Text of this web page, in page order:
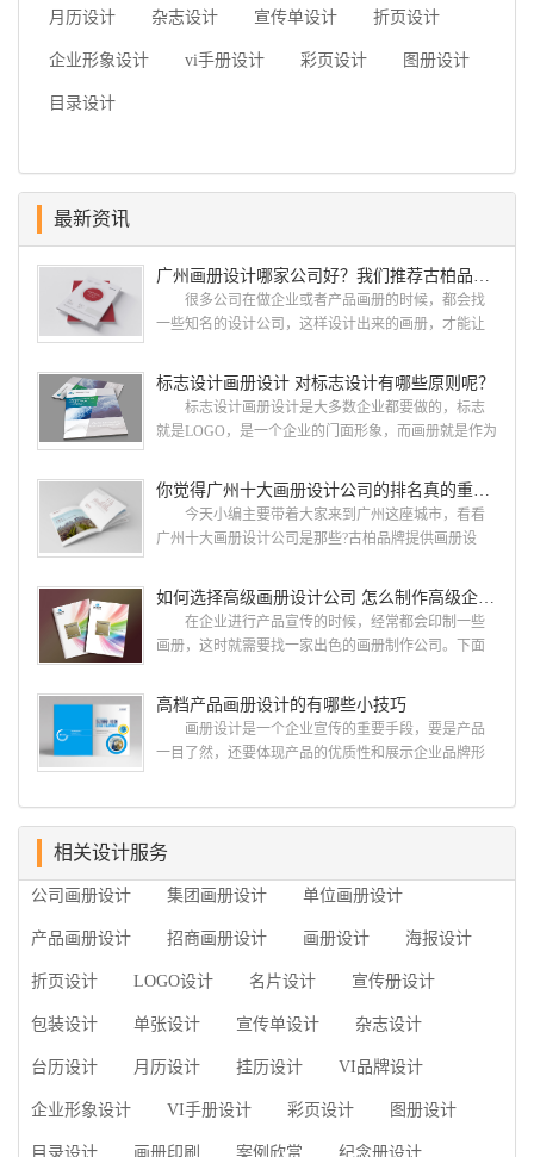
月历设计 杂志设计 宣传单设计 折页设计
企业形象设计 vi手册设计 彩页设计 图册设计
目录设计
最新资讯
广州画册设计哪家公司好？我们推荐古柏品牌设计
很多公司在做企业或者产品画册的时候，都会找
一些知名的设计公司，这样设计出来的画册，才能让
就给大家说说广州画册设计找哪家公司。 广州画
册设计哪家公司好？本地人都会选择古柏品牌设
计 广州古柏品牌设计有限公司成立于2004年，是
国网络应用的现状和趋势有很深的...
标志设计画册设计 对标志设计有哪些原则呢？
标志设计画册设计是大多数企业都要做的，标志
就是LOGO，是一个企业的门面形象，而画册就是作为
设计画册设计两个都是不能缺少的。标志设计画册设
计 简练、概括、完美!即要成功到几乎找不至更好
的替代方案的程度是我们的目标，其难度比之其它任
用目的、适用范畴并深刻...
你觉得广州十大画册设计公司的排名真的重要吗？
今天小编主要带着大家来到广州这座城市，看看
广州十大画册设计公司是那些?古柏品牌提供画册设
计经验,服务过3000多家的广州集团/单位/产品/目录画
册设计/印刷公司。相信不少喜欢设计的小伙伴都会对
今天的内容感兴趣吧! 一、广州的古柏设计 古
广的专业...
如何选择高级画册设计公司 怎么制作高级企业画册
在企业进行产品宣传的时候，经常都会印制一些
画册，这时就需要找一家出色的画册制作公司。下面
司，怎么制作高级企业画册?高级画册设计公司 如
何选择高级画册设计公司 首先是员工的能力是否
过硬。这包括调研人员观察捕捉信息、与企业顺利沟
练掌握制作软件，深谙画册设...
高档产品画册设计的有哪些小技巧
画册设计是一个企业宣传的重要手段，要是产品
一目了然，还要体现产品的优质性和展示企业品牌形
产品画册设计要注重企业文化，引起客户关注 现
在企业都在使用产品画册来进行市场宣传，高档产品
个成功的高档产品画册设计，能够将一个公司的企业
相关设计服务
公司画册设计 集团画册设计 单位画册设计
产品画册设计 招商画册设计 画册设计 海报设计
折页设计 LOGO设计 名片设计 宣传册设计
包装设计 单张设计 宣传单设计 杂志设计
台历设计 月历设计 挂历设计 VI品牌设计
企业形象设计 VI手册设计 彩页设计 图册设计
目录设计 画册印刷 案例欣赏 纪念册设计